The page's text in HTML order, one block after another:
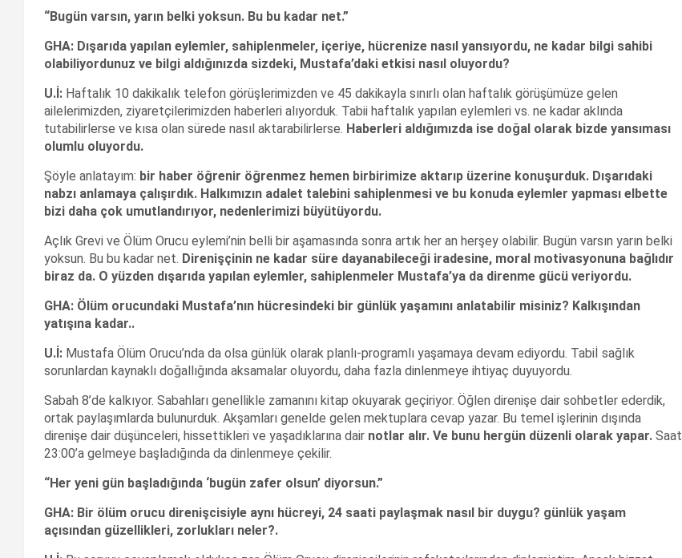
“Bugün varsın, yarın belki yoksun. Bu bu kadar net.”
GHA: Dışarıda yapılan eylemler, sahiplenmeler, içeriye, hücrenize nasıl yansıyordu, ne kadar bilgi sahibi
olabiliyordunuz ve bilgi aldığınızda sizdeki, Mustafa’daki etkisi nasıl oluyordu?
U.İ: Haftalık 10 dakikalık telefon görüşlerimizden ve 45 dakikayla sınırlı olan haftalık görüşümüze gelen
ailelerimizden, ziyaretçilerimizden haberleri alıyorduk. Tabii haftalık yapılan eylemleri vs. ne kadar aklında
tutabilirlerse ve kısa olan sürede nasıl aktarabilirlerse. Haberleri aldığımızda ise doğal olarak bizde yansıması
olumlu oluyordu.
Şöyle anlatayım: bir haber öğrenir öğrenmez hemen birbirimize aktarıp üzerine konuşurduk. Dışarıdaki
nabzı anlamaya çalışırdık. Halkımızın adalet talebini sahiplenmesi ve bu konuda eylemler yapması elbette
bizi daha çok umutlandırıyor, nedenlerimizi büyütüyordu.
Açlık Grevi ve Ölüm Orucu eylemi’nin belli bir aşamasında sonra artık her an herşey olabilir. Bugün varsın yarın belki
yoksun. Bu bu kadar net. Direnişçinin ne kadar süre dayanabileceği iradesine, moral motivasyonuna bağlıdır
biraz da. O yüzden dışarıda yapılan eylemler, sahiplenmeler Mustafa’ya da direnme gücü veriyordu.
GHA: Öl üm orucundaki Mustafa’nın hücresindeki bir günl ük yaşamını anlatabilir misiniz? Kalkışından
yatışına kadar..
U. İ: Mustafa Ölüm Orucu’nda da olsa günlük olarak planlı-programlı yaşamaya devam ediyordu. Tabiİ sağlık
sorunlardan kaynaklı doğallığında aksamalar oluyordu, daha fazla dinlenmeye ihtiyaç duyuyordu.
Sabah 8’de kalkıyor. Sabahları genellikle zamanını kitap okuyarak geçiriyor. Öğlen direnişe dair sohbetler ederdik,
ortak paylaşımlarda bulunurduk. Akşamları genelde gelen mektuplara cevap yazar. Bu temel işlerinin dışında
direnişe dair düşünceleri, hissettikleri ve yaşadıklarına dair notlar al ır. Ve bunu hergün düzenli olarak yapar. Saat
23:00’a gelmeye başladığında da dinlenmeye çekilir.
“Her yeni gün baş ladığında ‘bugün zafer olsun’ diyorsun.”
GHA: Bir öl üm orucu direnişcisiyle aynı hücreyi, 24 saati paylaşmak nasıl bir duygu? günl ük yaşam
açısından güzellikleri, zorlukları neler?.